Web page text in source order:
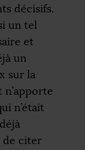
décisifs.
un tel
et
un
sur la
n’était
de citer